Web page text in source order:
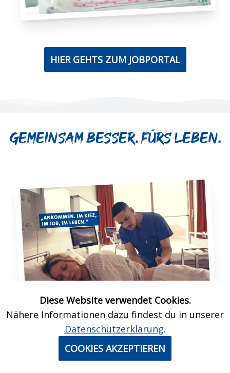
HIER GEHTS ZUM JOBPORTAL
Gemeinsam besser. Fürs Leben.
Wir im UKE glauben fest daran, dass
erfolgreiches und erfüllendes Arbeiten im
Einklang mit den persönlichen Bedürfnissen und
Diese Website verwendet Cookies.
Nähere Informationen dazu findest du in unserer
Datenschutzerklärung.
COOKIES AKZEPTIEREN